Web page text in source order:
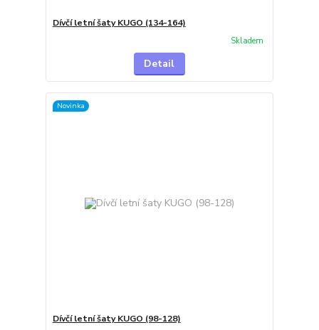
Dívčí letní šaty KUGO (134-164)
Skladem
Detail
Novinka
Dívčí letní šaty KUGO (98-128)